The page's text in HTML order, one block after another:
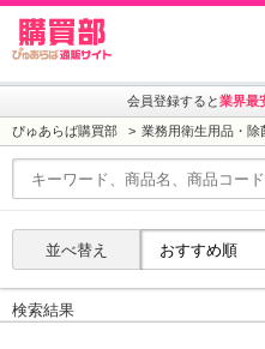
会員登録すると業界最
ぴゅあらば購買部 業務用衛生用品・除
並べ替え
検索結果